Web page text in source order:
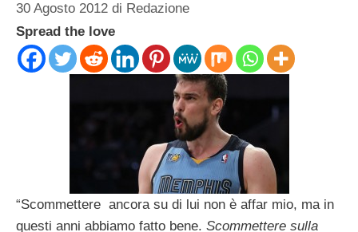
30 Agosto 2012 di Redazione
Spread the love
“Scommettere ancora su di lui non è affar mio, ma in
questi anni abbiamo fatto bene. Scommettere sulla